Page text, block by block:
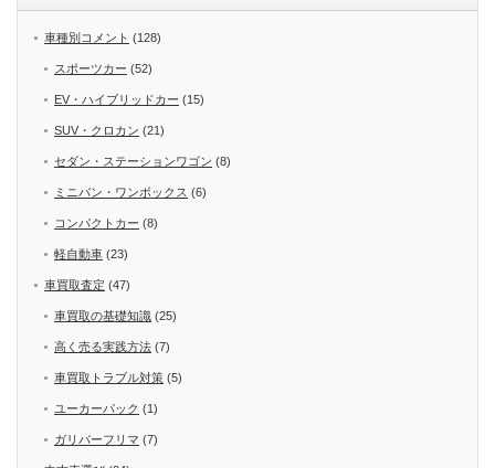
車種別コメント (128)
スポーツカー (52)
EV・ハイブリッドカー (15)
SUV・クロカン (21)
セダン・ステーションワゴン (8)
ミニバン・ワンボックス (6)
コンパクトカー (8)
軽自動車 (23)
車買取査定 (47)
車買取の基礎知識 (25)
高く売る実践方法 (7)
車買取トラブル対策 (5)
ユーカーパック (1)
ガリバーフリマ (7)